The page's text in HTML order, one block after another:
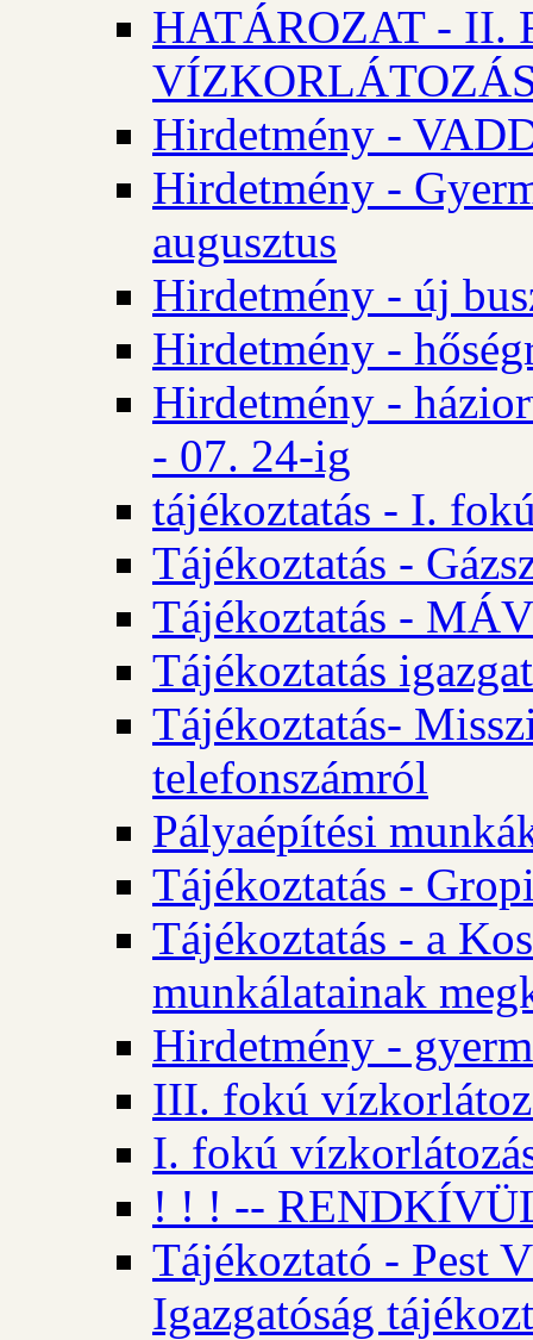
HATÁROZAT - II.
Hirdetmény -
Hirdetmény -
augusztus
Hirdetmény - új
Hirdetmény -
Hirdetmény -
- 07. 24-ig
tájékoztatás - I.
Tájékoztatás -
Tájékoztatás -
Tájékoztatás
Tájékoztatás-
telefonszámról
Pályaépítési
Tájékoztatás -
Tájékoztatás - a
munkálatainak
Hirdetmény -
III. fokú
I. fokú
! ! ! --
Tájékoztató - Pest
Igazgatóság